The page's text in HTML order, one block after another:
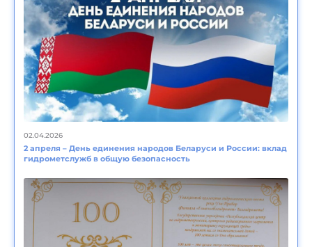
02.04.2026
2 апреля – День единения народов Беларуси и России: вклад
гидрометслужб в общую безопасность